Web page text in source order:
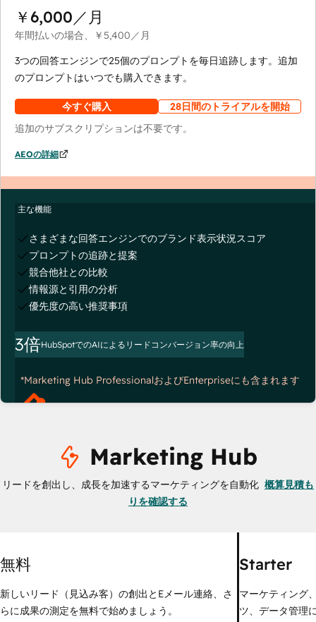
￥6,000／月
年間払いの場合、 ￥5,400／月
3つの回答エンジンで25個のプロンプトを毎日追跡します。追加
のプロンプトはいつでも購入できます。
今すぐ購入
28日間のトライアルを開始
追加のサブスクリプションは不要です。
AEOの詳細
主な機能
さまざまな回答エンジンでのブランド表示状況スコア
プロンプトの追跡と提案
競合他社との比較
情報源と引用の分析
優先度の高い推奨事項
3倍HubSpotでのAIによるリードコンバージョン率の向上
*Marketing Hub ProfessionalおよびEnterpriseにも含まれます
Marketing Hub
リードを創出し、成長を加速するマーケティングを自動化 概算見積も
りを確認する
無料
新しいリード（見込み客）の創出とEメール連絡、さ
らに成果の測定を無料で始めましょう。
Starter
マーケティング
ツ、データ管理